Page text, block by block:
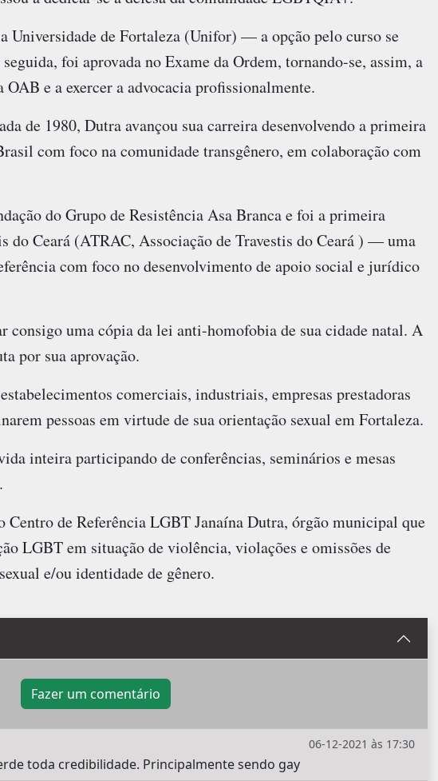
Universidade de Fortaleza (Unifor) — a opção pelo curso se
foi aprovada no Exame da Ordem, tornando-se, assim, a
e a exercer a advocacia profissionalmente.
de 1980, Dutra avançou sua carreira desenvolvendo a primeira
com foco na comunidade transgênero, em colaboração com
do Grupo de Resistência Asa Branca e foi a primeira
do Ceará (ATRAC, Associação de Travestis do Ceará ) — uma
com foco no desenvolvimento de apoio social e jurídico
consigo uma cópia da lei anti-homofobia de sua cidade natal. A
por sua aprovação.
comerciais, industriais, empresas prestadoras
pessoas em virtude de sua orientação sexual em Fortaleza.
inteira participando de conferências, seminários e mesas
de Referência LGBT Janaína Dutra, órgão municipal que
LGBT em situação de violência, violações e omissões de
e/ou identidade de gênero.
Fazer um comentário
06-12-2021 às 17:30
toda credibilidade. Principalmente sendo gay